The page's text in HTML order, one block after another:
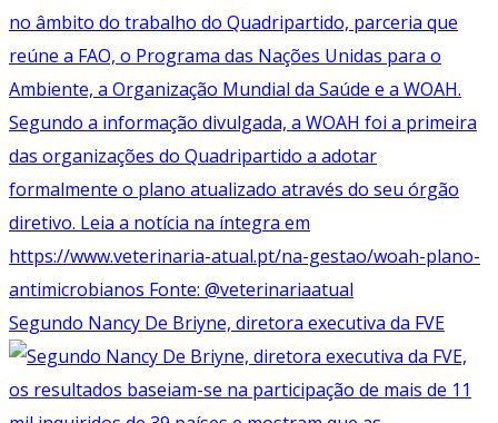
Segundo Nancy De Briyne, diretora executiva da FVE